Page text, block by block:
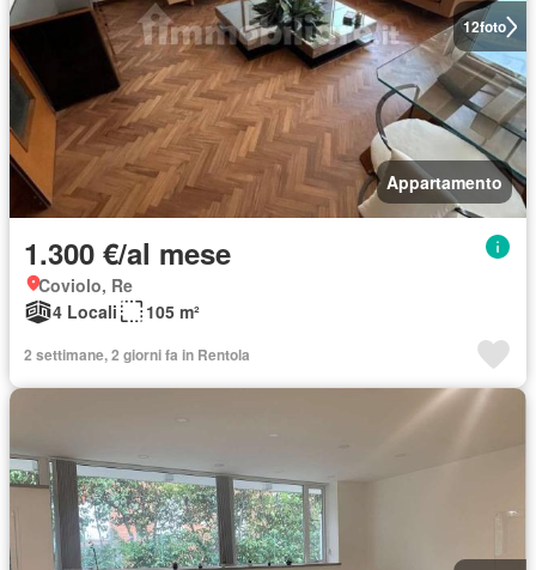
12foto
Appartamento
1.300 €/al mese
Coviolo, Re
4 Locali
105 m²
2 settimane, 2 giorni fa in Rentola